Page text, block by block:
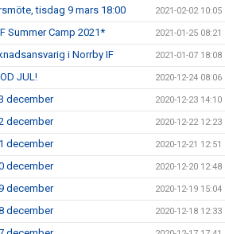
tisdag 9 mars 18:00 2021-02-02 10:05
Summer Camp 2021* 2021-01-25 08:21
i Norrby IF 2021-01-07 18:08
JUL! 2020-12-24 08:06
december 2020-12-23 14:10
december 2020-12-22 12:23
december 2020-12-21 12:51
december 2020-12-20 12:48
december 2020-12-19 15:04
december 2020-12-18 12:33